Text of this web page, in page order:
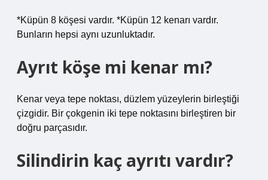
*Küpün 8 köşesi vardır. *Küpün 12 kenarı vardır.
Bunların hepsi aynı uzunluktadır.
Ayrıt köşe mi kenar mı?
Kenar veya tepe noktası, düzlem yüzeylerin birleştiği
çizgidir. Bir çokgenin iki tepe noktasını birleştiren bir
doğru parçasıdır.
Silindirin kaç ayrıtı vardır?